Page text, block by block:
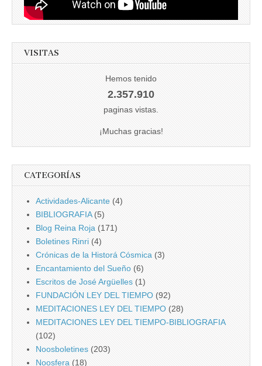
VISITAS
Hemos tenido
2.357.910
paginas vistas.
¡Muchas gracias!
CATEGORÍAS
Actividades-Alicante (4)
BIBLIOGRAFIA(5)
Blog Reina Roja (171)
Boletines Rinri (4)
Crónicas de la Historá Cósmica (3)
Encantamiento del Sueño (6)
Escritos de José Argüelles (1)
FUNDACIÓN LEY DEL TIEMPO (92)
MEDITACIONES LEY DEL TIEMPO (28)
MEDITACIONES LEY DEL TIEMPO-BIBLIOGRAFIA
(102)
Noosboletines (203)
Noosfera (18)